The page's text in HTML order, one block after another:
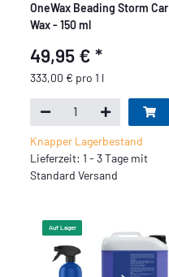
OneWax Beading Storm Car
Wax - 150 ml
49,95 €*
333,00 € pro 1 l
Knapper Lagerbestand
Lieferzeit: 1 - 3 Tage mit
Standard Versand
Auf Lager